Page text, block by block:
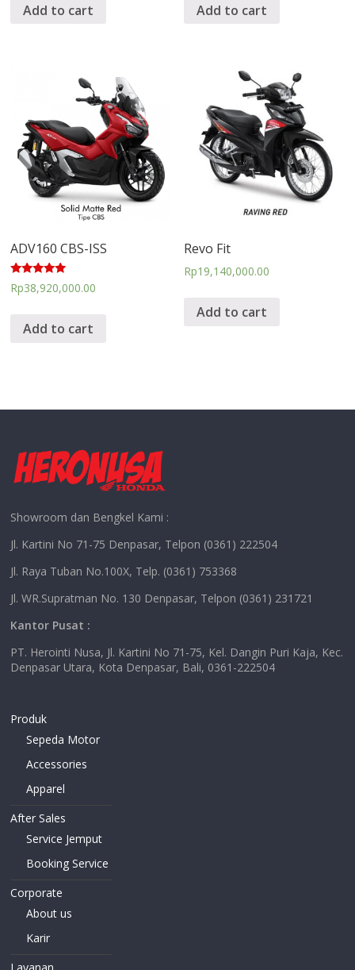
Add to cart Add to cart
ADV160 CBS-ISS
Rated
5.00
Rp38,920,000.00
Add to cart
Revo Fit
Rp19,140,000.00
Add to cart
Showroom dan Bengkel Kami :
Jl. Kartini No 71-75 Denpasar, Telpon (0361) 222504
Jl. Raya Tuban No.100X, Telp. (0361) 753368
Jl. WR.Supratman No. 130 Denpasar, Telpon (0361) 231721
Kantor Pusat :
PT. Herointi Nusa, Jl. Kartini No 71-75, Kel. Dangin Puri Kaja, Kec.
Denpasar Utara, Kota Denpasar, Bali, 0361-222504
Produk
Sepeda Motor
Accessories
Apparel
After Sales
Service Jemput
Booking Service
Corporate
About us
Karir